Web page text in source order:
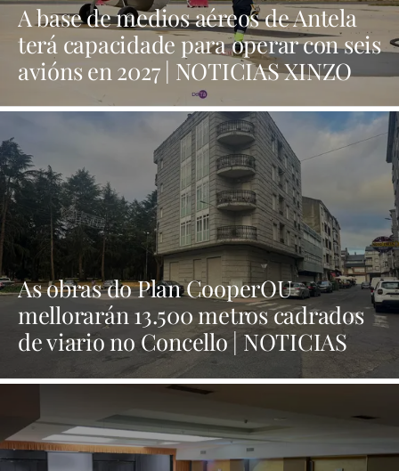
A base de medios aéreos de Antela
terá capacidade para operar con seis
avións en 2027 | NOTICIAS XINZO
As obras do Plan CooperOU
mellorarán 13.500 metros cadrados
de viario no Concello | NOTICIAS